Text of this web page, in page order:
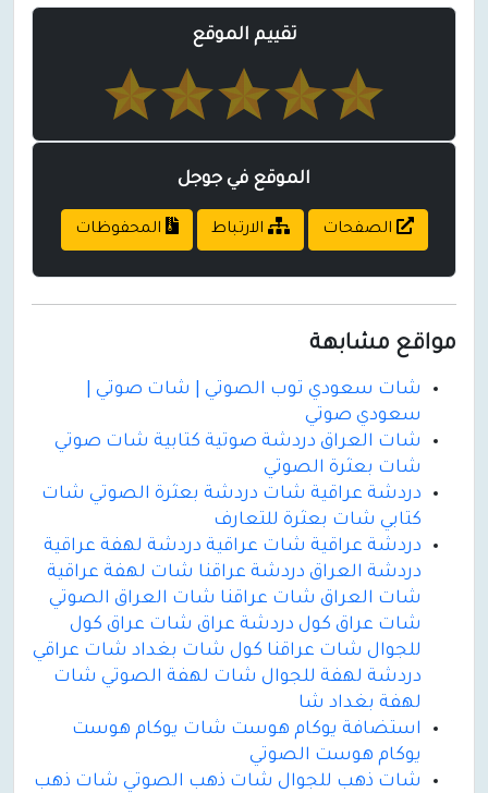
تقييم الموقع
الموقع في جوجل
الصفحات الارتباط المحفوظات
مواقع مشابهة
شات سعودي توب الصوتي | شات صوتي |
سعودي صوتي
شات العراق دردشة صوتية كتابية شات صوتي
شات بعثرة الصوتي
دردشة عراقية شات دردشة بعثرة الصوتي شات
كتابي شات بعثرة للتعارف
دردشة عراقية شات عراقية دردشة لهفة عراقية
دردشة العراق دردشة عراقنا شات لهفة عراقية
شات العراق شات عراقنا شات العراق الصوتي
شات عراق كول دردشة عراق شات عراق كول
للجوال شات عراقنا كول شات بغداد شات عراقي
دردشة لهفة للجوال شات لهفة الصوتي شات
لهفة بغداد شا
استضافة يوكام هوست شات يوكام هوست
يوكام هوست الصوتي
شات ذهب للجوال شات ذهب الصوتي شات ذهب